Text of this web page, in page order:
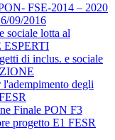
FSE-2014 – 2020
09/2016
sociale lotta al
di inclus. e sociale
degli
Finale PON F3
progetto E1 FESR